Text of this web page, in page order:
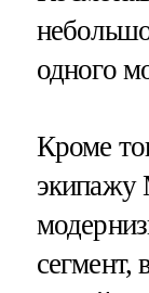
одного
Кроме
экипажу
сегмент,